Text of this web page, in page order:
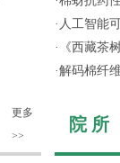
更多
>>
· 人工智能
·
《西藏茶
·解码棉纤
院 所